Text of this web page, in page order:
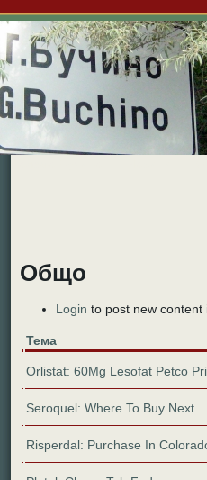
Общо
Login to post new content
Тема
Orlistat: 60Mg Lesofat Petco
Seroquel: Where To Buy Next
Risperdal: Purchase In